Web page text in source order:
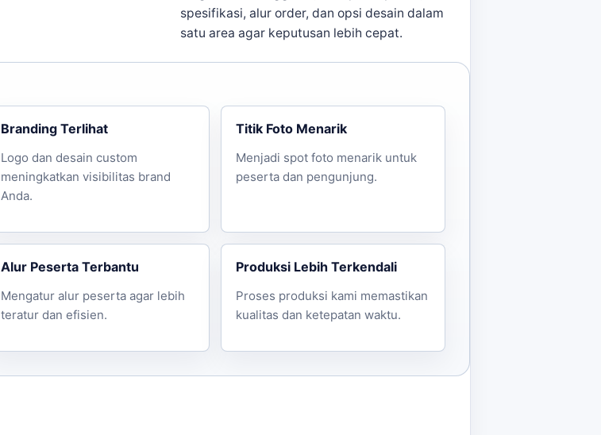
spesifikasi, alur order, dan opsi desain dalam
satu area agar keputusan lebih cepat.
Branding Terlihat
Logo dan desain custom
meningkatkan visibilitas brand
Anda.
Titik Foto Menarik
Menjadi spot foto menarik untuk
peserta dan pengunjung.
Alur Peserta Terbantu
Mengatur alur peserta agar lebih
teratur dan efisien.
Produksi Lebih Terkendali
Proses produksi kami memastikan
kualitas dan ketepatan waktu.